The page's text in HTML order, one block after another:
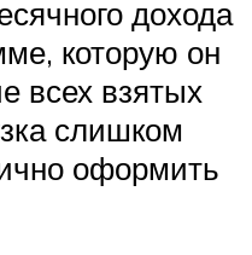
дохода
которую он
всех взятых
слишком
оформить